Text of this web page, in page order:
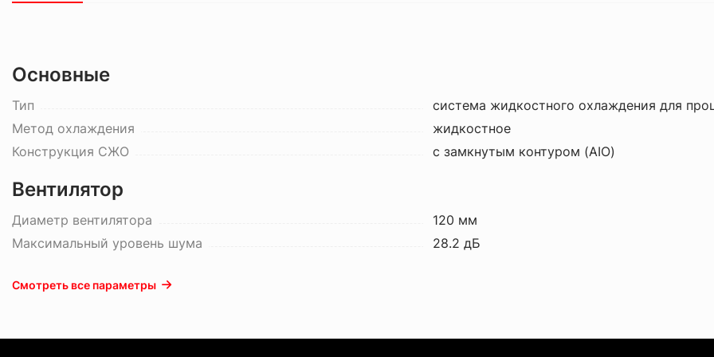
Основные
Тип
система жидкостного охлаждения для
Метод охлаждения
жидкостное
Конструкция СЖО
с замкнутым контуром (AIO)
Вентилятор
Диаметр вентилятора
120 мм
Максимальный уровень шума
28.2 дБ
Смотреть все параметры